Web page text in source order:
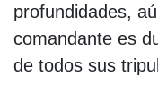
profundidades,
comandante es
de todos sus